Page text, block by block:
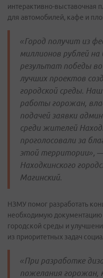
интерактивно-выставочная
для автомобилей, кафе и
«Город получит из
миллионов рублей
результат победы во
лучших проектов
городской среды.
работы горожан,
подачей заявки
среди жителей
проголосовали за
этой территории», —
Находкинского
Магинский.
НЗМУ помог разработать
необходимую документацию
городской среды и
из приоритетных задач
«При разработке
пожелания горожан,